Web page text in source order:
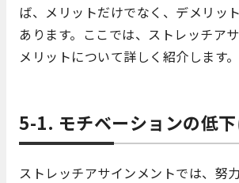
ば、メリットだけでなく、デメリッ
あります。ここでは、ストレッチア
メリットについて詳しく紹介します。
5-1. モチベーションの低
ストレッチアサインメントでは、努